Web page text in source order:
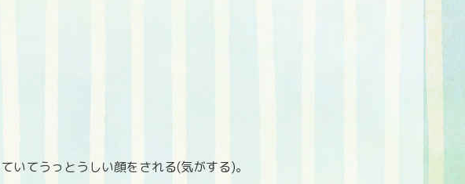
いてうっとうしい顔をされる(気がする)。